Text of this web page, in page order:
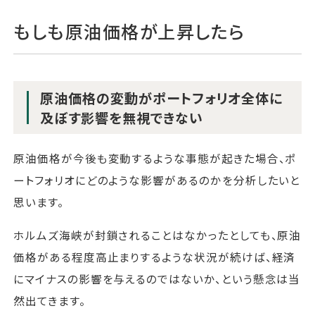
もしも原油価格が上昇したら
原油価格の変動がポートフォリオ全体に
及ぼす影響を無視できない
原油価格が今後も変動するような事態が起きた場合、ポ
ートフォリオにどのような影響があるのかを分析したいと
思います。
ホルムズ海峡が封鎖されることはなかったとしても、原油
価格がある程度高止まりするような状況が続けば、経済
にマイナスの影響を与えるのではないか、という懸念は当
然出てきます。